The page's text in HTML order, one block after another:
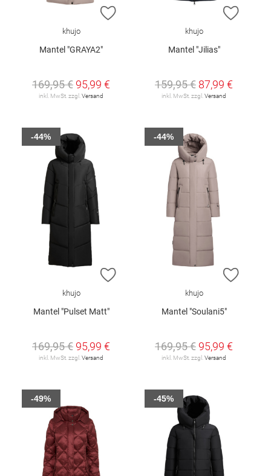
ZUR WUNSCHLISTE HINZUFÜGEN
khujo
Mantel "GRAYA2"
169,95 € 95,99 €
inkl. MwSt. zzgl. Versand
ZUR
khujo
Mantel "Jilias"
159,95 € 87,99 €
inkl. MwSt. zzgl. Versand
ZUR WUNSCHLISTE HINZUFÜGEN
khujo
Mantel "Pulset Matt"
169,95 € 95,99 €
inkl. MwSt. zzgl. Versand
-44%
ZUR
khujo
Mantel "Soulani5"
169,95 € 95,99 €
inkl. MwSt. zzgl. Versand
-44%
-49% -45%